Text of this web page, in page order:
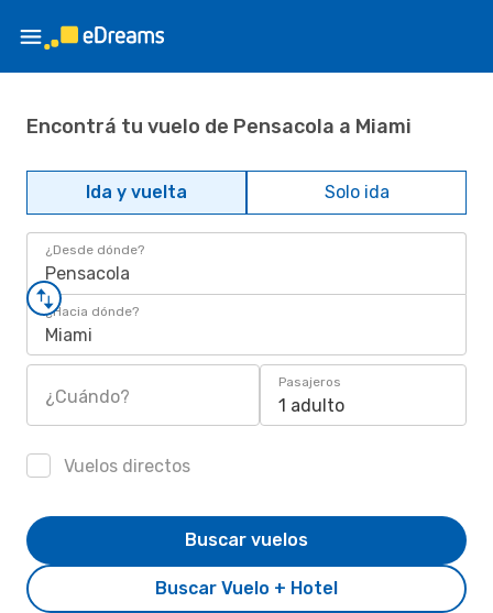
Encontrá tu vuelo de Pensacola a Miami
Ida y vuelta Solo ida
¿Desde dónde?
Pensacola
¿Hacia dónde?
Miami
¿Cuándo?
Pasajeros
1 adulto
Vuelos directos
Buscar Vuelo + Hotel
Buscar vuelos